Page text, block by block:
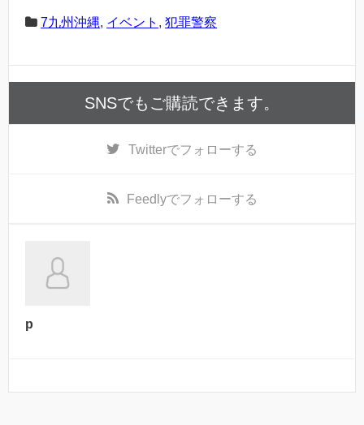
7九州沖縄, イベント , 犯罪警察
SNSでもご購読できます。
Twitterでフォローする
Feedlyでフォローする
p